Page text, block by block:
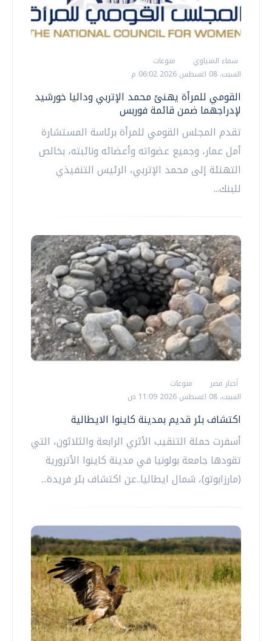
سماء المنياوي
منوعات
السبت، 08 اغسطس 2026 06:02 م
القومي للمرأة يهنئ محمد الإتربي وداليا خورشيد
لإدراجهما ضمن قائمة فوربس
تقدم المجلس القومي للمرأة برئاسة المستشارة
أمل عمار، وجميع عضواته وأعضائه ونائبته، بخالص
التهنئة إلى محمد الإتربي، الرئيس التنفيذي
للبنك...
أخبار مصر
منوعات
السبت، 08 اغسطس 2026 11:09 ص
اكتشاف بئر قديم بمدينة كاينوا الايطالية
أسفرت حملة التنقيب الأثري الرابعة والثلاثون، التي
تقودها جامعة بولونيا في مدينة كاينوا الأترورية
(مارزابوتو)، شمال ايطاليا..عن اكتشاف بئر فريدة...